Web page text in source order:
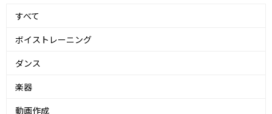
すべて
ボイストレーニング
ダンス
楽器
動画作成